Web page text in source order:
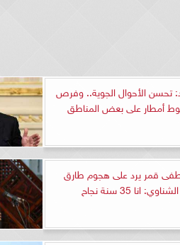
تحسن الأحوال الجوية.. وفرص
أمطار على بعض المناطق
قمر يرد على هجوم طارق
الشناوي: انا 35 سنة نجاح